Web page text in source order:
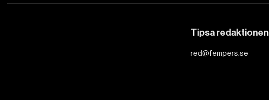
Tipsa redaktionen
red@fempers.se